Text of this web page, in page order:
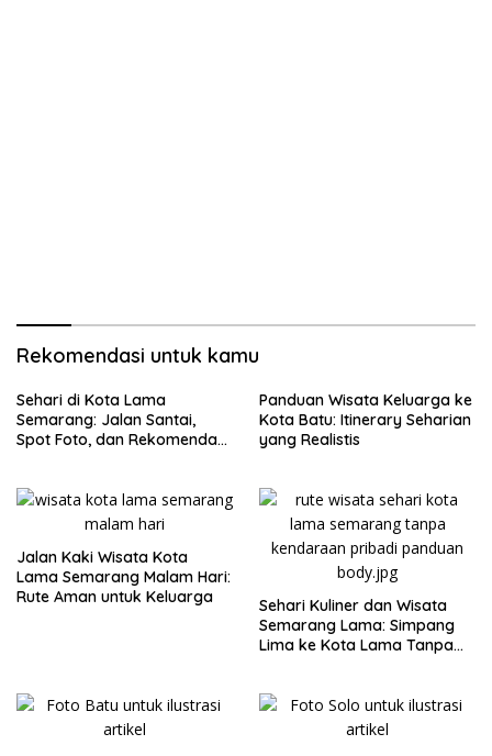
Rekomendasi untuk kamu
Sehari di Kota Lama
Semarang: Jalan Santai,
Spot Foto, dan Rekomendasi
Panduan Wisata Keluarga ke
Kota Batu: Itinerary Seharian
yang Realistis
Jalan Kaki Wisata Kota
Lama Semarang Malam Hari:
Rute Aman untuk Keluarga
Sehari Kuliner dan Wisata
Semarang Lama: Simpang
Lima ke Kota Lama Tanpa